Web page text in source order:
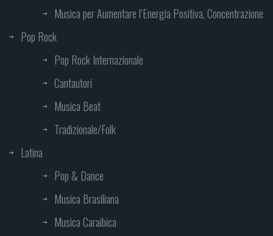
Musica per Aumentare l’Energia Positiva, Concentrazione
Pop Rock
Pop Rock Internazionale
Cantautori
Musica Beat
Tradizionale/Folk
Latina
Pop & Dance
Musica Brasiliana
Musica Caraibica